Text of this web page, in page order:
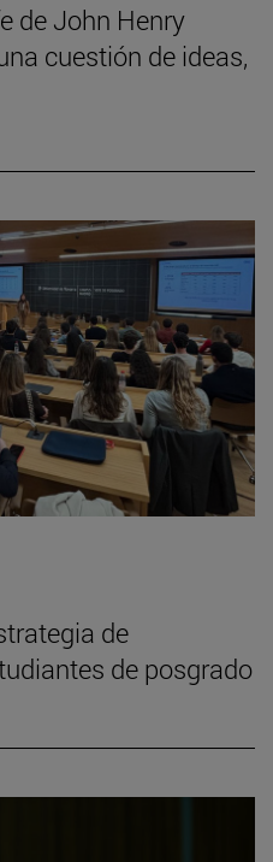
de John Henry
cuestión de ideas,
de
de posgrado